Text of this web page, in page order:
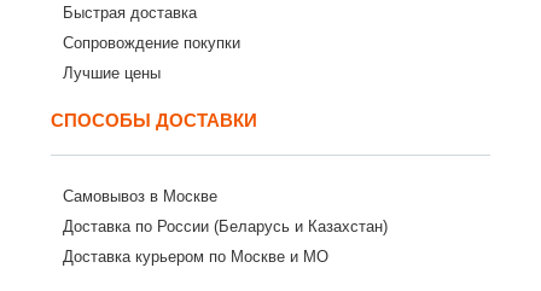
Быстрая доставка
Сопровождение покупки
Лучшие цены
СПОСОБЫ ДОСТАВКИ
Самовывоз в Москве
Доставка по России (Беларусь и Казахстан)
Доставка курьером по Москве и МО